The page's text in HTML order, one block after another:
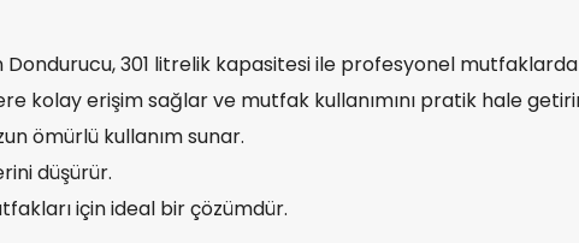
301 litrelik kapasitesi ile profesyonel
kolay erişim sağlar ve mutfak kullanımını pratik hale
ömürlü kullanım sunar.
düşürür.
için ideal bir çözümdür.